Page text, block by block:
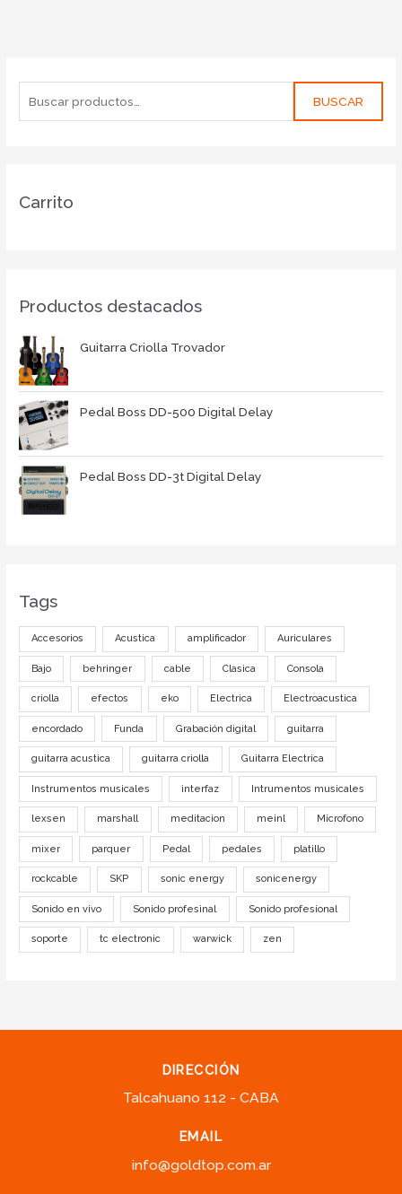
BUSCAR
Carrito
Productos destacados
Guitarra Criolla Trovador
Pedal Boss DD-500 Digital Delay
Pedal Boss DD-3t Digital Delay
Tags
Accesorios Acustica amplificador Auriculares
Bajo behringer cable Clasica Consola
criolla efectos eko Electrica Electroacustica
encordado Funda Grabación digital guitarra
guitarra acustica guitarra criolla Guitarra Electrica
Instrumentos musicales interfaz Intrumentos musicales
lexsen marshall meditacion meinl Microfono
mixer parquer Pedal pedales platillo
rockcable SKP sonic energy sonicenergy
Sonido en vivo Sonido profesinal Sonido profesional
soporte tc electronic warwick zen
DIRECCIÓN
Talcahuano 112 - CABA
EMAIL
info@goldtop.com.ar